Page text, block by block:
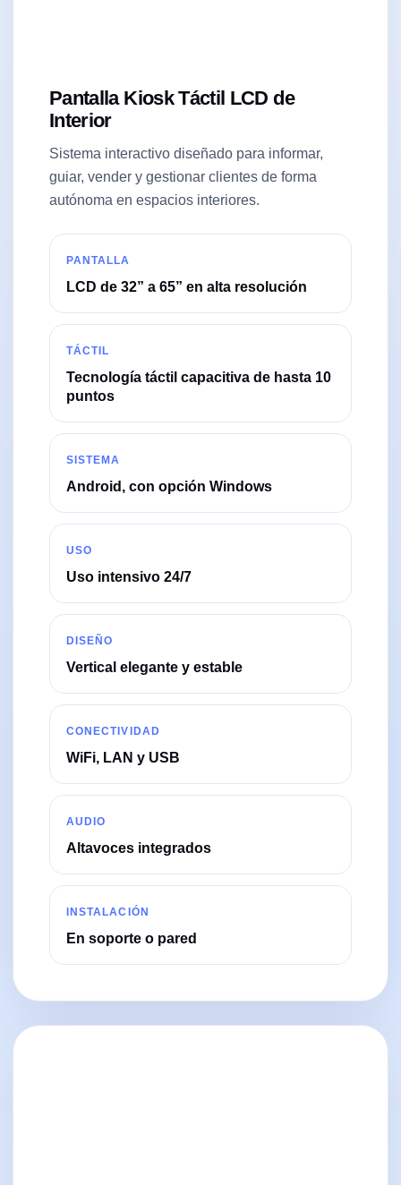
Pantalla Kiosk Táctil LCD de
Interior
Sistema interactivo diseñado para informar,
guiar, vender y gestionar clientes de forma
autónoma en espacios interiores.
PANTALLA
LCD de 32” a 65” en alta resolución
TÁCTIL
Tecnología táctil capacitiva de hasta 10
puntos
SISTEMA
Android, con opción Windows
USO
Uso intensivo 24/7
DISEÑO
Vertical elegante y estable
CONECTIVIDAD
WiFi, LAN y USB
AUDIO
Altavoces integrados
INSTALACIÓN
En soporte o pared